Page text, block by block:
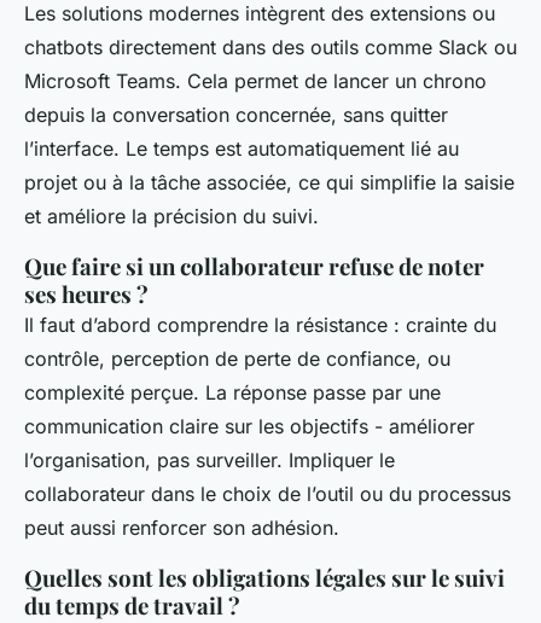
Les solutions modernes intègrent des extensions ou
chatbots directement dans des outils comme Slack ou
Microsoft Teams. Cela permet de lancer un chrono
depuis la conversation concernée, sans quitter
l’interface. Le temps est automatiquement lié au
projet ou à la tâche associée, ce qui simplifie la saisie
et améliore la précision du suivi.
Que faire si un collaborateur refuse de noter
ses heures ?
Il faut d’abord comprendre la résistance : crainte du
contrôle, perception de perte de confiance, ou
complexité perçue. La réponse passe par une
communication claire sur les objectifs - améliorer
l’organisation, pas surveiller. Impliquer le
collaborateur dans le choix de l’outil ou du processus
peut aussi renforcer son adhésion.
Quelles sont les obligations légales sur le suivi
du temps de travail ?